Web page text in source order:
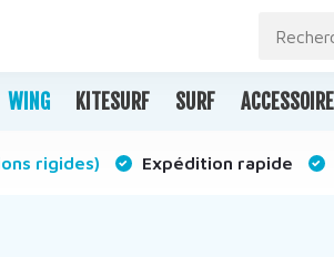
WING KITESURF SURF
rigides) Expédition rapide